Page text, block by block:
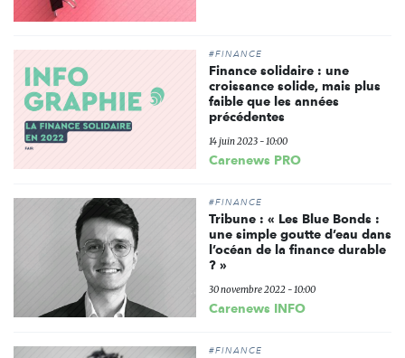
#FINANCE
Finance solidaire : une
croissance solide, mais plus
faible que les années
précédentes
14 juin 2023 - 10:00
Carenews PRO
#FINANCE
Tribune : « Les Blue Bonds :
une simple goutte d’eau dans
l’océan de la finance durable
? »
30 novembre 2022 - 10:00
Carenews INFO
#FINANCE